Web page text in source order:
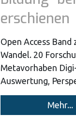
erschienen
Open Access
Wandel. 20
Metavorhaben
Auswertung,
Mehr...